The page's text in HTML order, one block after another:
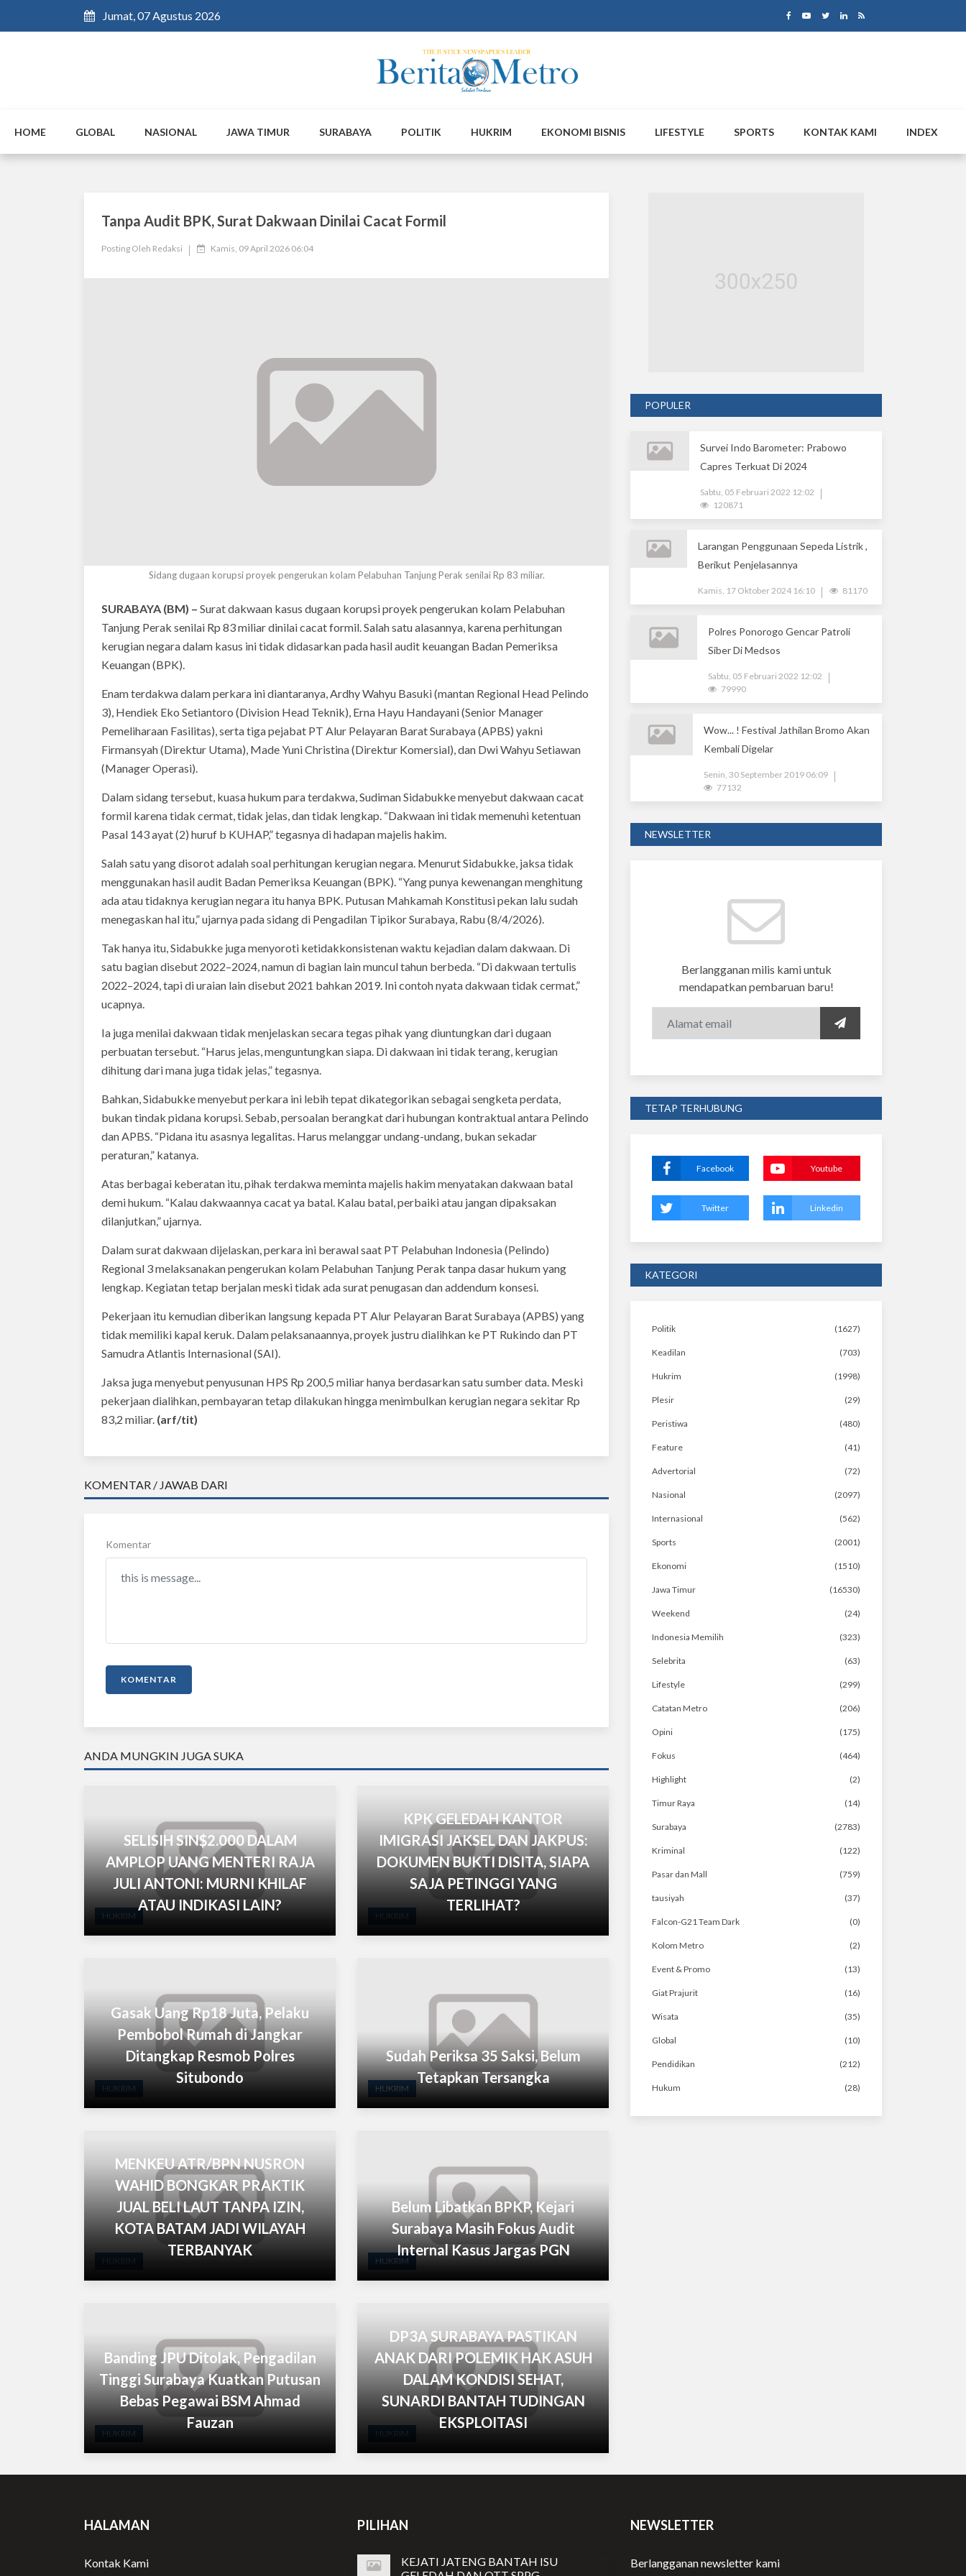
Jumat, 07 Agustus 2026
HOME GLOBAL NASIONAL JAWA TIMUR SURABAYA POLITIK HUKRIM EKONOMI BISNIS LIFESTYLE SPORTS KONTAK KAMI INDEX
Tanpa Audit BPK, Surat Dakwaan Dinilai Cacat Formil
Posting Oleh Redaksi Kamis, 09 April 2026 06:04
Sidang dugaan korupsi proyek pengerukan kolam Pelabuhan Tanjung Perak senilai Rp 83 miliar.
SURABAYA (BM) – Surat dakwaan kasus dugaan korupsi proyek pengerukan kolam Pelabuhan
Tanjung Perak senilai Rp 83 miliar dinilai cacat formil. Salah satu alasannya, karena perhitungan
kerugian negara dalam kasus ini tidak didasarkan pada hasil audit keuangan Badan Pemeriksa
Keuangan (BPK).
Enam terdakwa dalam perkara ini diantaranya, Ardhy Wahyu Basuki (mantan Regional Head Pelindo
3), Hendiek Eko Setiantoro (Division Head Teknik), Erna Hayu Handayani (Senior Manager
Pemeliharaan Fasilitas), serta tiga pejabat PT Alur Pelayaran Barat Surabaya (APBS) yakni
Firmansyah (Direktur Utama), Made Yuni Christina (Direktur Komersial), dan Dwi Wahyu Setiawan
(Manager Operasi).
Dalam sidang tersebut, kuasa hukum para terdakwa, Sudiman Sidabukke menyebut dakwaan cacat
formil karena tidak cermat, tidak jelas, dan tidak lengkap. “Dakwaan ini tidak memenuhi ketentuan
Pasal 143 ayat (2) huruf b KUHAP,” tegasnya di hadapan majelis hakim.
Salah satu yang disorot adalah soal perhitungan kerugian negara. Menurut Sidabukke, jaksa tidak
menggunakan hasil audit Badan Pemeriksa Keuangan (BPK). “Yang punya kewenangan menghitung
ada atau tidaknya kerugian negara itu hanya BPK. Putusan Mahkamah Konstitusi pekan lalu sudah
menegaskan hal itu,” ujarnya pada sidang di Pengadilan Tipikor Surabaya, Rabu (8/4/2026).
Tak hanya itu, Sidabukke juga menyoroti ketidakkonsistenan waktu kejadian dalam dakwaan. Di
satu bagian disebut 2022–2024, namun di bagian lain muncul tahun berbeda. “Di dakwaan tertulis
2022–2024, tapi di uraian lain disebut 2021 bahkan 2019. Ini contoh nyata dakwaan tidak cermat,”
ucapnya.
Ia juga menilai dakwaan tidak menjelaskan secara tegas pihak yang diuntungkan dari dugaan
perbuatan tersebut. “Harus jelas, menguntungkan siapa. Di dakwaan ini tidak terang, kerugian
dihitung dari mana juga tidak jelas,” tegasnya.
Bahkan, Sidabukke menyebut perkara ini lebih tepat dikategorikan sebagai sengketa perdata,
bukan tindak pidana korupsi. Sebab, persoalan berangkat dari hubungan kontraktual antara Pelindo
dan APBS. “Pidana itu asasnya legalitas. Harus melanggar undang-undang, bukan sekadar
peraturan,” katanya.
Atas berbagai keberatan itu, pihak terdakwa meminta majelis hakim menyatakan dakwaan batal
demi hukum. “Kalau dakwaannya cacat ya batal. Kalau batal, perbaiki atau jangan dipaksakan
dilanjutkan,” ujarnya.
Dalam surat dakwaan dijelaskan, perkara ini berawal saat PT Pelabuhan Indonesia (Pelindo)
Regional 3 melaksanakan pengerukan kolam Pelabuhan Tanjung Perak tanpa dasar hukum yang
lengkap. Kegiatan tetap berjalan meski tidak ada surat penugasan dan addendum konsesi.
Pekerjaan itu kemudian diberikan langsung kepada PT Alur Pelayaran Barat Surabaya (APBS) yang
tidak memiliki kapal keruk. Dalam pelaksanaannya, proyek justru dialihkan ke PT Rukindo dan PT
Samudra Atlantis Internasional (SAI).
Jaksa juga menyebut penyusunan HPS Rp 200,5 miliar hanya berdasarkan satu sumber data. Meski
pekerjaan dialihkan, pembayaran tetap dilakukan hingga menimbulkan kerugian negara sekitar Rp
83,2 miliar. (arf/tit)
KOMENTAR / JAWAB DARI
Komentar
KOMENTAR
ANDA MUNGKIN JUGA SUKA
HUKRIM
SELISIH SIN$2.000 DALAM
AMPLOP UANG MENTERI RAJA
JULI ANTONI: MURNI KHILAF
ATAU INDIKASI LAIN?
HUKRIM
KPK GELEDAH KANTOR
IMIGRASI JAKSEL DAN JAKPUS:
DOKUMEN BUKTI DISITA, SIAPA
SAJA PETINGGI YANG
TERLIHAT?
HUKRIM
Gasak Uang Rp18 Juta, Pelaku
Pembobol Rumah di Jangkar
Ditangkap Resmob Polres
Situbondo
HUKRIM
Sudah Periksa 35 Saksi, Belum
Tetapkan Tersangka
HUKRIM
MENKEU ATR/BPN NUSRON
WAHID BONGKAR PRAKTIK
JUAL BELI LAUT TANPA IZIN,
KOTA BATAM JADI WILAYAH
TERBANYAK
HUKRIM
Belum Libatkan BPKP, Kejari
Surabaya Masih Fokus Audit
Internal Kasus Jargas PGN
HUKRIM
Banding JPU Ditolak, Pengadilan
Tinggi Surabaya Kuatkan Putusan
Bebas Pegawai BSM Ahmad
Fauzan
HUKRIM
DP3A SURABAYA PASTIKAN
ANAK DARI POLEMIK HAK ASUH
DALAM KONDISI SEHAT,
SUNARDI BANTAH TUDINGAN
EKSPLOITASI
POPULER
Survei Indo Barometer: Prabowo
Capres Terkuat Di 2024
Sabtu, 05 Februari 2022 12:02
120871
Larangan Penggunaan Sepeda Listrik ,
Berikut Penjelasannya
Kamis, 17 Oktober 2024 16:10 81170
Polres Ponorogo Gencar Patroli
Siber Di Medsos
Sabtu, 05 Februari 2022 12:02
79990
Wow... ! Festival Jathilan Bromo Akan
Kembali Digelar
Senin, 30 September 2019 06:09
77132
NEWSLETTER
Berlangganan milis kami untuk
mendapatkan pembaruan baru!
TETAP TERHUBUNG
Facebook Youtube
Twitter Linkedin
KATEGORI
Politik (1627)
Keadilan (703)
Hukrim (1998)
Plesir (29)
Peristiwa (480)
Feature (41)
Advertorial (72)
Nasional (2097)
Internasional (562)
Sports (2001)
Ekonomi (1510)
Jawa Timur (16530)
Weekend (24)
Indonesia Memilih (323)
Selebrita (63)
Lifestyle (299)
Catatan Metro (206)
Opini (175)
Fokus (464)
Highlight (2)
Timur Raya (14)
Surabaya (2783)
Kriminal (122)
Pasar dan Mall (759)
tausiyah (37)
Falcon-G21 Team Dark (0)
Kolom Metro (2)
Event & Promo (13)
Giat Prajurit (16)
Wisata (35)
Global (10)
Pendidikan (212)
Hukum (28)
HALAMAN
Kontak Kami
PILIHAN
KEJATI JATENG BANTAH ISU
NEWSLETTER
Berlangganan newsletter kami